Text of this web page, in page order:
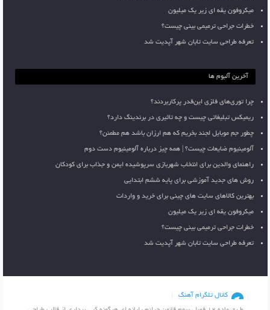
میکروفون یقه ای زیر یک میلیون
خطرات جراحی ترمیمی بینی چیست؟
تعرفه طراحی سایت تابان شهر آپدیت شد
آخرین آلبوم ها
چرا توری‌های فلزی این‌قدر پرکاربردند؟
ریمیکس تبلیغاتی چیست و چه تاثیری در برندینگ دارد؟
چطور جم موبایل لجند بخریم که هم ارزان باشد هم مطمئن؟
آلومینیوم ضایعات چیست؟ | همه چیز درباره آلومینیوم دست دوم
راهنمای والدین برای انتخاب شهربازی سرپوشیده ایمن و جذاب برای کودکان
روش های جدید آموزشی برای پایه ششم ابتدایی
بهترین کالاهای سایت های چینی برای خرید و واردات
میکروفون یقه ای زیر یک میلیون
خطرات جراحی ترمیمی بینی چیست؟
تعرفه طراحی سایت تابان شهر آپدیت شد
کانال تلگرام آهنگ